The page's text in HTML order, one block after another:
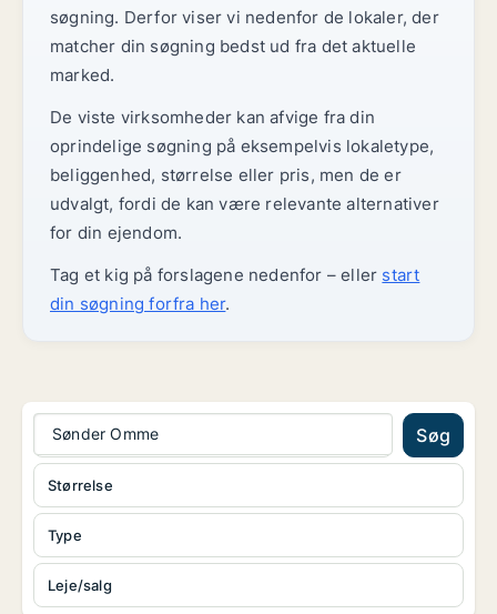
søgning. Derfor viser vi nedenfor de lokaler, der
matcher din søgning bedst ud fra det aktuelle
marked.
De viste virksomheder kan afvige fra din
oprindelige søgning på eksempelvis lokaletype,
beliggenhed, størrelse eller pris, men de er
udvalgt, fordi de kan være relevante alternativer
for din ejendom.
Tag et kig på forslagene nedenfor – eller start
din søgning forfra her.
Sønder Omme Søg
Type
Leje/salg
Størrelse